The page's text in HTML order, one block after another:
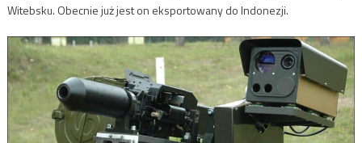
Witebsku. Obecnie już jest on eksportowany do Indonezji.